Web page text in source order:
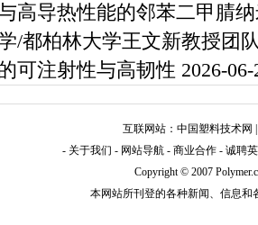
高导热性能的邻苯二甲腈
/都柏林大学王文新教授团
可注射性与高韧性 2026-06-
互联网站： 中国塑料技术网
- 关于我们 - 网站导航- 商业合作- 诚聘
Copyright © 2007
本网站所刊登的各种新闻、信息